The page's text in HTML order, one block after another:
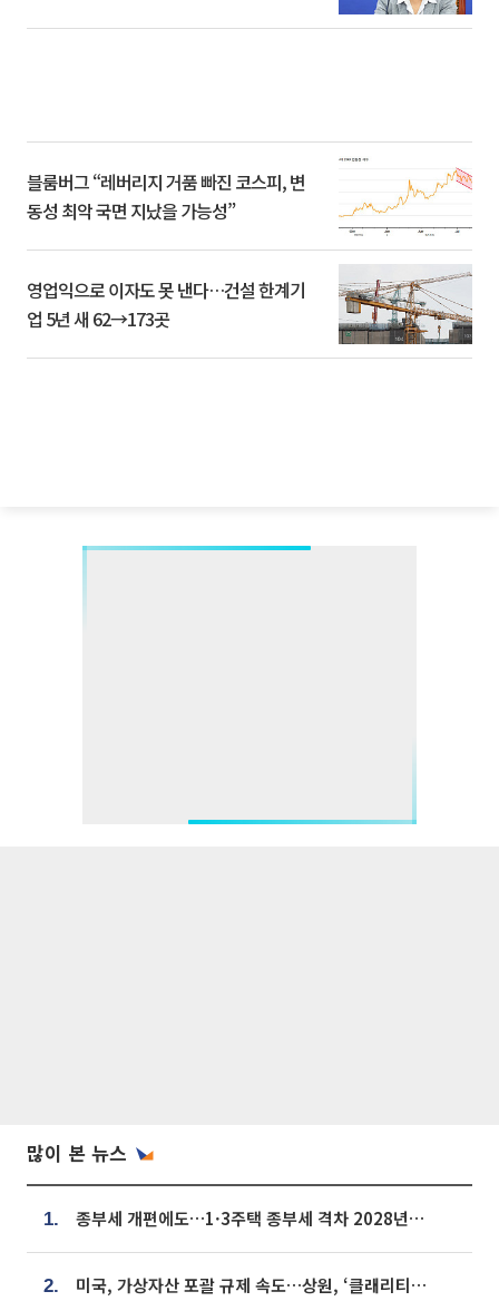
블룸버그 “레버리지 거품 빠진 코스피, 변
동성 최악 국면 지났을 가능성”
영업익으로 이자도 못 낸다…건설 한계기
업 5년 새 62→173곳
많이 본 뉴스
1. 종부세 개편에도…1·3주택 종부세 격차 2028년부터 확대
2. 미국, 가상자산 포괄 규제 속도…상원, ‘클래리티법’ 9월 절차투표 추진